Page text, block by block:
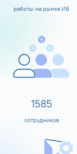
работы на рынке ИБ
1600
сотрудников